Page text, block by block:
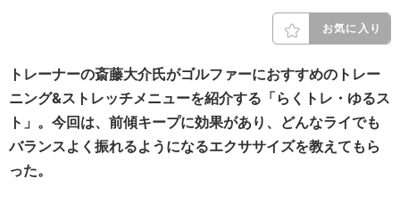
お気に入り
トレーナーの斎藤大介氏がゴルファーにおすすめのトレー
ニング&ストレッチメニューを紹介する「らくトレ・ゆるス
ト」。今回は、前傾キープに効果があり、どんなライでも
バランスよく振れるようになるエクササイズを教えてもら
った。